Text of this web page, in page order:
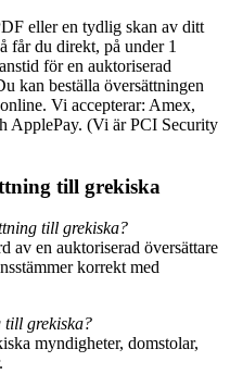
eller en tydlig skan av ditt
får du direkt, på under 1
för en auktoriserad
kan beställa översättningen
Vi accepterar: Amex,
ApplePay. (Vi är PCI Security
till grekiska
till grekiska?
av en auktoriserad översättare
korrekt med
till grekiska?
myndigheter, domstolar,